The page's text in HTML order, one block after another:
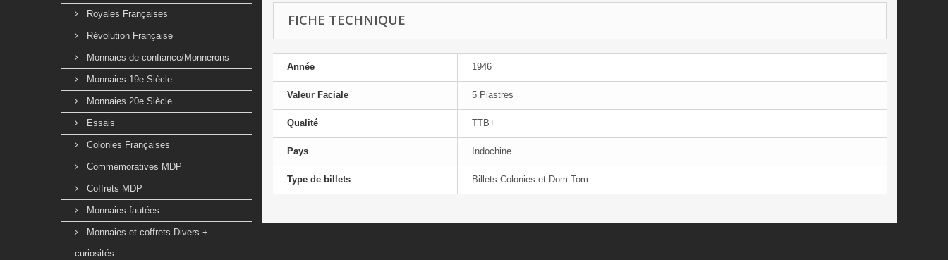
Royales Françaises
Révolution Française
Monnaies de confiance/Monnerons
Monnaies 19e Siècle
Monnaies 20e Siècle
Essais
Colonies Françaises
Commémoratives MDP
Coffrets MDP
Monnaies fautées
Monnaies et coffrets Divers +
curiosités
FICHE TECHNIQUE
Année 1946
Valeur Faciale 5 Piastres
Qualité TTB+
Pays Indochine
Type de billets Billets Colonies et Dom-Tom